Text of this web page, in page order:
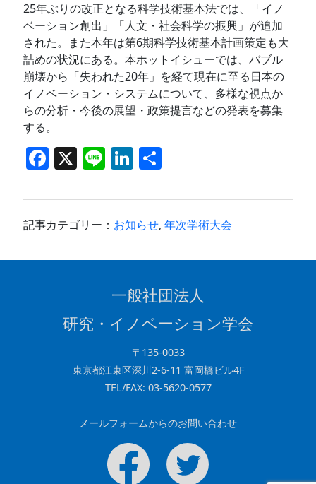
25年ぶりの改正となる科学技術基本法では、「イノ
ベーション創出」「人文・社会科学の振興」が追加
された。また本年は第6期科学技術基本計画策定も大
詰めの状況にある。本ホットイシューでは、バブル
崩壊から「失われた20年」を経て現在に至る日本の
イノベーション・システムについて、多様な視点か
らの分析・今後の展望・政策提言などの発表を募集
する。
F
c
e
X Li
e
Li
k
e
記事カテゴリー： お知らせ,年次学術大会
一般社団法人
研究・イノベーション学会
〒135-0033
東京都江東区深川2-6-11 富岡橋ビル4F
TEL/FAX: 03-5620-0577
メールフォームからのお問い合わせ